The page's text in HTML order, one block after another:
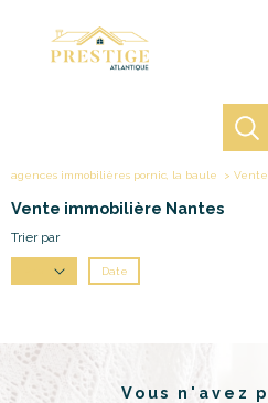
agences immobilières pornic, la baule Vente
Vente immobilière Nantes
Trier par
Date
Vous n'avez